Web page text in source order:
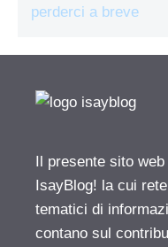
perderci a breve
Il presente sito
IsayBlog! la cui
tematici di
contano sul